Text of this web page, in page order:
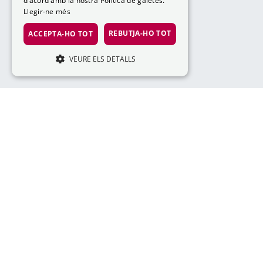
Llegir-ne més
ACCEPTA-HO TOT REBUTJA-HO TOT
VEURE ELS DETALLS
ESTRICTAMENT NECESSÀRIES